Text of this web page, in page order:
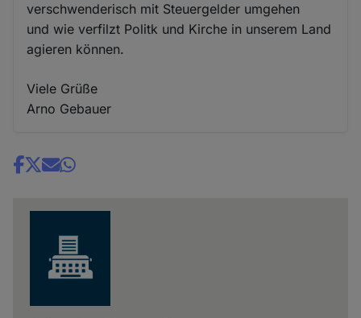
verschwenderisch mit Steuergelder umgehen
und wie verfilzt Politk und Kirche in unserem Land
agieren können.
Viele Grüße
Arno Gebauer
Share